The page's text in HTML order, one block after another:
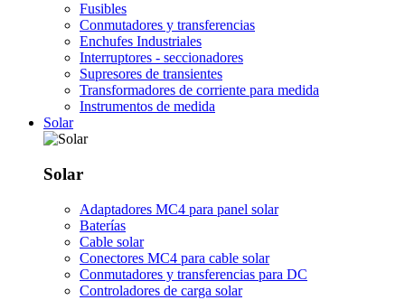
Fusibles
Conmutadores y transferencias
Enchufes Industriales
Interruptores - seccionadores
Supresores de transientes
Transformadores de corriente para medida
Instrumentos de medida
Solar
Solar
Adaptadores MC4 para panel solar
Baterías
Cable solar
Conectores MC4 para cable solar
Conmutadores y transferencias para DC
Controladores de carga solar